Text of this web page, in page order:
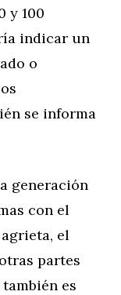
y 100
indicar un
o
se informa
generación
con el
el
partes
es